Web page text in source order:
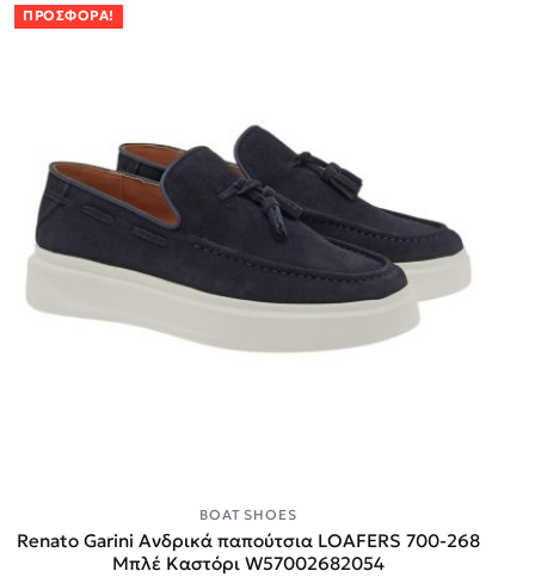
ΠΡΟΣΦΟΡΆ!
BOAT SHOES
Renato Garini Ανδρικά παπούτσια LOAFERS 700-268
Μπλέ Καστόρι W57002682054